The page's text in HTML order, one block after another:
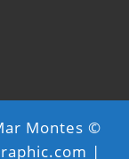
Montes ©
|